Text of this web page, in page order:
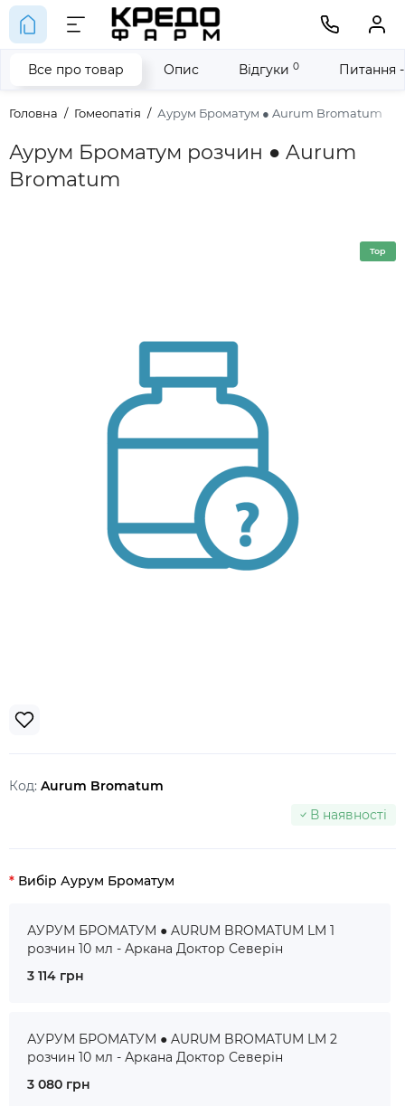
Головна Гомеопатія Аурум Броматум ● Aurum Bromatum
Аурум Броматум розчин ● Aurum
Bromatum
Все про товар Опис Відгуки 0 Питання
Top
Код: Aurum Bromatum
В наявності
Вибір Аурум Броматум
АУРУМ БРОМАТУМ ● AURUM BROMATUM LM 1
розчин 10 мл - Аркана Доктор Северін
3 114 грн
АУРУМ БРОМАТУМ ● AURUM BROMATUM LM 2
розчин 10 мл - Аркана Доктор Северін
3 080 грн